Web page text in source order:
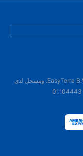
هذا الموقع الإلكتروني مملوك ومدار من قبل شركة EasyTerra B.V. ومسجل لدى